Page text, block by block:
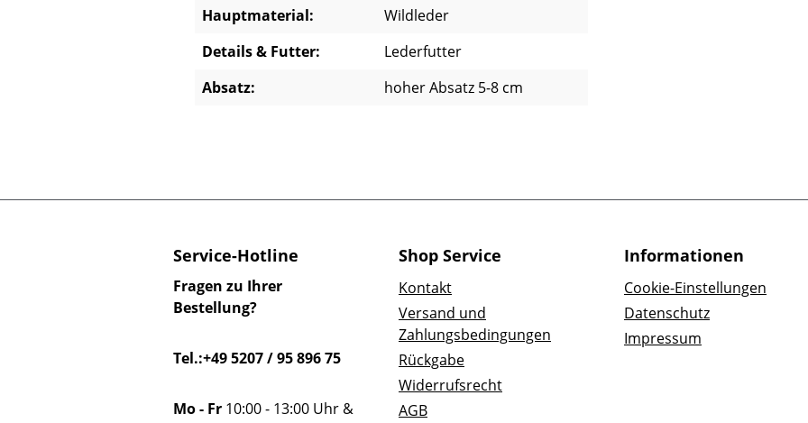
Hauptmaterial:
Wildleder
Details & Futter:
Lederfutter
Absatz:
hoher Absatz 5-8 cm
Service-Hotline
Fragen zu Ihrer
Bestellung?
Tel.:+49 5207 / 95 896 75
Mo - Fr 10:00 - 13:00 Uhr &
Shop Service
Kontakt
Versand und
Zahlungsbedingungen
Rückgabe
Widerrufsrecht
AGB
Informationen
Cookie-Einstellungen
Datenschutz
Impressum